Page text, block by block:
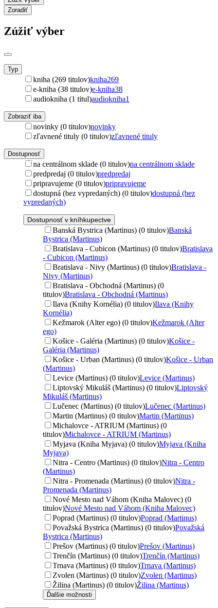
Zoradiť
Zúžiť výber
Typ
kniha (269 titulov)kniha269
e-kniha (38 titulov)e-kniha38
audiokniha (1 titul)audiokniha1
Zobraziť iba
novinky (0 titulov)novinky
zľavnené tituly (0 titulov)zľavnené tituly
Dostupnosť
na centrálnom sklade (0 titulov)na centrálnom sklade
predpredaj (0 titulov)predpredaj
pripravujeme (0 titulov)pripravujeme
dostupná (bez vypredaných) (0 titulov)dostupná (bez
vypredaných)
Dostupnosť v kníhkupectve
Banská Bystrica (Martinus) (0 titulov)Banská
Bystrica (Martinus)
Bratislava - Cubicon (Martinus) (0 titulov)Bratislava
- Cubicon (Martinus)
Bratislava - Nivy (Martinus) (0 titulov)Bratislava -
Nivy (Martinus)
Bratislava - Obchodná (Martinus) (0
titulov)Bratislava - Obchodná (Martinus)
Ilava (Knihy Kornélia) (0 titulov)Ilava (Knihy
Kornélia)
Kežmarok (Alter ego) (0 titulov)Kežmarok (Alter
ego)
Košice - Galéria (Martinus) (0 titulov)Košice -
Galéria (Martinus)
Košice - Urban (Martinus) (0 titulov)Košice - Urban
(Martinus)
Levice (Martinus) (0 titulov)Levice (Martinus)
Liptovský Mikuláš (Martinus) (0 titulov)Liptovský
Mikuláš (Martinus)
Lučenec (Martinus) (0 titulov)Lučenec (Martinus)
Martin (Martinus) (0 titulov)Martin (Martinus)
Michalovce - ATRIUM (Martinus) (0
titulov)Michalovce - ATRIUM (Martinus)
Myjava (Kniha Myjava) (0 titulov)Myjava (Kniha
Myjava)
Nitra - Centro (Martinus) (0 titulov)Nitra - Centro
(Martinus)
Nitra - Promenada (Martinus) (0 titulov)Nitra -
Promenada (Martinus)
Nové Mesto nad Váhom (Kniha Malovec) (0
titulov)Nové Mesto nad Váhom (Kniha Malovec)
Poprad (Martinus) (0 titulov)Poprad (Martinus)
Považská Bystrica (Martinus) (0 titulov)Považská
Bystrica (Martinus)
Prešov (Martinus) (0 titulov)Prešov (Martinus)
Trenčín (Martinus) (0 titulov)Trenčín (Martinus)
Trnava (Martinus) (0 titulov)Trnava (Martinus)
Zvolen (Martinus) (0 titulov)Zvolen (Martinus)
Žilina (Martinus) (0 titulov)Žilina (Martinus)
Ďalšie možnosti